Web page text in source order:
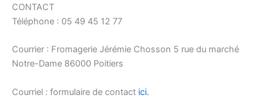
CONTACT
Téléphone : 05 49 45 12 77
Courrier : Fromagerie Jérémie Chosson 5 rue du marché
Notre-Dame 86000 Poitiers
Courriel : formulaire de contact ici.